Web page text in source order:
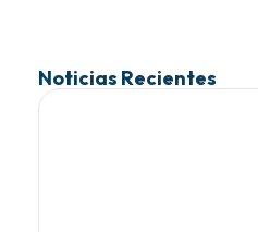
Noticias Recientes